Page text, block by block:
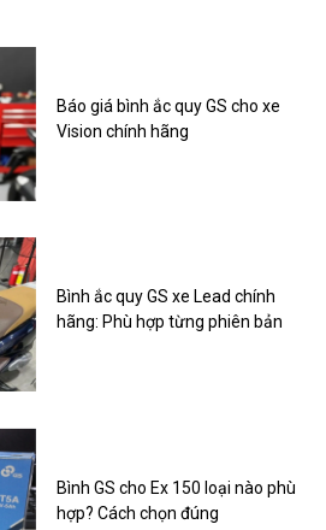
Báo giá bình ắc quy GS cho xe
Vision chính hãng
Bình ắc quy GS xe Lead chính
hãng: Phù hợp từng phiên bản
Bình GS cho Ex 150 loại nào phù
hợp? Cách chọn đúng